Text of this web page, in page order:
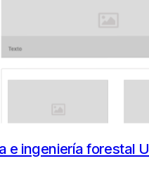
e ingeniería forestal